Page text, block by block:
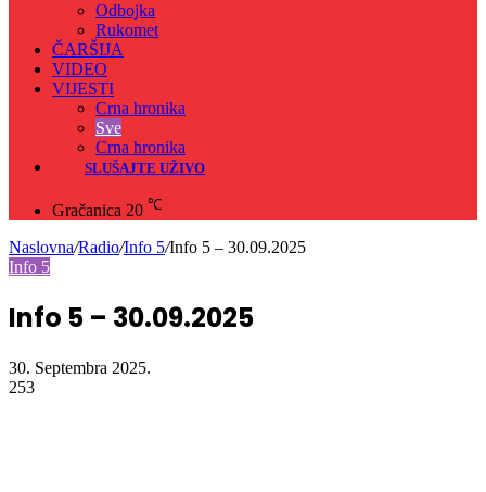
Odbojka
Rukomet
ČARŠIJA
VIDEO
VIJESTI
Crna hronika
Sve
Crna hronika
SLUŠAJTE UŽIVO
Gračanica 20 ℃
Naslovna/Radio/Info 5/Info 5 – 30.09.2025
Info 5
Info 5 – 30.09.2025
30. Septembra 2025.
253